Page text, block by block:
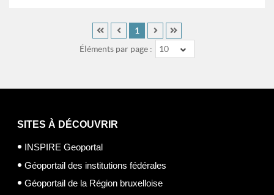
Éléments par page : 10
1
SITES À DÉCOUVRIR
INSPIRE Geoportal
Géoportail des institutions fédérales
Géoportail de la Région bruxelloise